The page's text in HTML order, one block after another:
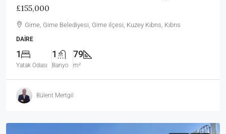
£155,000
Girne, Girne Belediyesi, Girne ilçesi, Kuzey Kıbrıs, Kıbrıs
DAIRE
1
Yatak Odası
1
Banyo
79
m²
Bülent Mertgil